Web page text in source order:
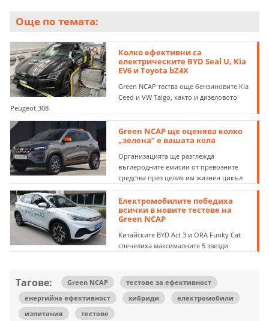
Още по темата:
Колко ефективни са
електрическите BYD Seal U, Kia
EV6 и Toyota bZ4X
Green NCAP тества още бензиновите Kia
Ceed и VW Taigo, както и дизеловото
Peugeot 308
Green NCAP ще оценява колко
„зелена“ е вашата кола
Организацията ще разглежда
въглеродните емисии от превозните
средства през целия им жизнен цикъл
Електромобилите победиха
всички в новите тестове на
Green NCAP
Китайските BYD Act 3 и ORA Funky Cat
спечелиха максималните 5 звезди
Тагове: Green NCAP
тестове за ефективност
енергийна ефективност
хибриди
електромобили
изпитания
тестове